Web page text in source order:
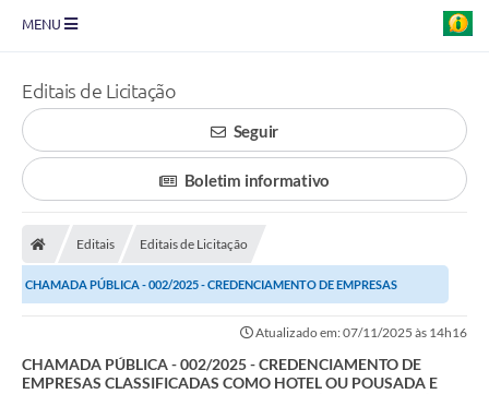
MENU
Transparência
Diário Oficial
Legislação
Turismo
Ouvidoria
Planos
Editais de Licitação
Seguir
Boletim informativo
Editais Editais de Licitação
CHAMADA PÚBLICA - 002/2025 - CREDENCIAMENTO DE EMPRESAS
Atualizado em: 07/11/2025 às 14h16
CHAMADA PÚBLICA - 002/2025 - CREDENCIAMENTO DE
EMPRESAS CLASSIFICADAS COMO HOTEL OU POUSADA E